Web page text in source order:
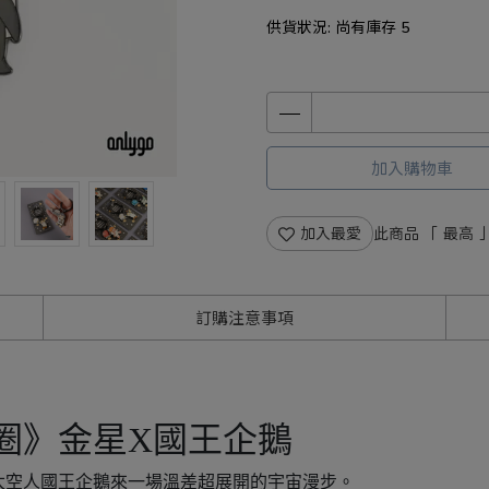
供貨狀況: 尚有庫存 5
加入購物車
加入最愛 此商品 「 最高
訂購注意事項
》金星X國王企鵝
人國王企鵝來一場溫差超展開的宇宙漫步。